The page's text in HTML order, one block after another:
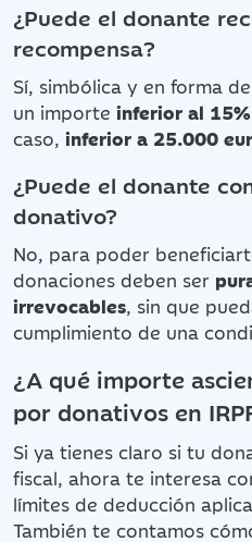
¿Puede el donante
recompensa?
Sí, simbólica y en forma
un importe inferior al
caso, inferior a 25.000
¿Puede el donante
donativo?
No, para poder
donaciones deben ser
irrevocables, sin que
cumplimiento de una
¿A qué importe
por donativos en
Si ya tienes claro si tu
fiscal, ahora te interesa
límites de deducción
También te contamos